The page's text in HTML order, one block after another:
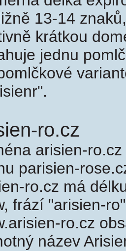
13-14
krátkou
jednu
ro.cz
arisien-
parisien-
ro.cz má
frází "arisien-
ro.cz
název